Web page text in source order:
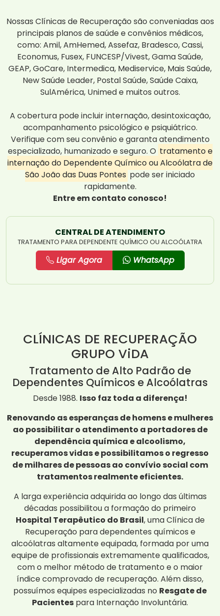
Nossas Clínicas de Recuperação são conveniadas aos
principais planos de saúde e convênios médicos,
como: Amil, AmHemed, Assefaz, Bradesco, Cassi,
Economus, Fusex, FUNCESP/Vivest, Gama Saúde,
GEAP, GoCare, Intermedica, Mediservice, Mais Saúde,
New Saúde Leader, Postal Saúde, Saúde Caixa,
SulAmérica, Unimed e muitos outros.
A cobertura pode incluir internação, desintoxicação,
acompanhamento psicológico e psiquiátrico.
Verifique com seu convênio e garanta atendimento
especializado, humanizado e seguro. O tratamento e
internação do Dependente Químico ou Alcoólatra de
São João das Duas Pontes pode ser iniciado
rapidamente.
Entre em contato conosco!
CENTRAL DE ATENDIMENTO
TRATAMENTO PARA DEPENDENTE QUÍMICO OU ALCOÓLATRA
Ligar Agora WhatsApp
CLÍNICAS DE RECUPERAÇÃO
GRUPO ViDA
Tratamento de Alto Padrão de
Dependentes Químicos e Alcoólatras
Desde 1988. Isso faz toda a diferença!
Renovando as esperanças de homens e mulheres
ao possibilitar o atendimento a portadores de
dependência química e alcoolismo,
recuperamos vidas e possibilitamos o regresso
de milhares de pessoas ao convívio social com
tratamentos realmente eficientes.
A larga experiência adquirida ao longo das últimas
décadas possibilitou a formação do primeiro
Hospital Terapêutico do Brasil, uma Clínica de
Recuperação para dependentes químicos e
alcoólatras altamente equipada, formada por uma
equipe de profissionais extremamente qualificados,
com o melhor método de tratamento e o maior
índice comprovado de recuperação. Além disso,
possuímos equipes especializadas no Resgate de
Pacientes para Internação Involuntária.